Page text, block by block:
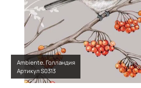
Ambiente, Голландия
Артикул S0313